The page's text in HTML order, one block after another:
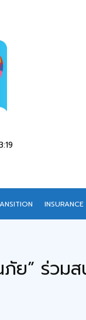
INSURANCE
ภัย” ร่ว